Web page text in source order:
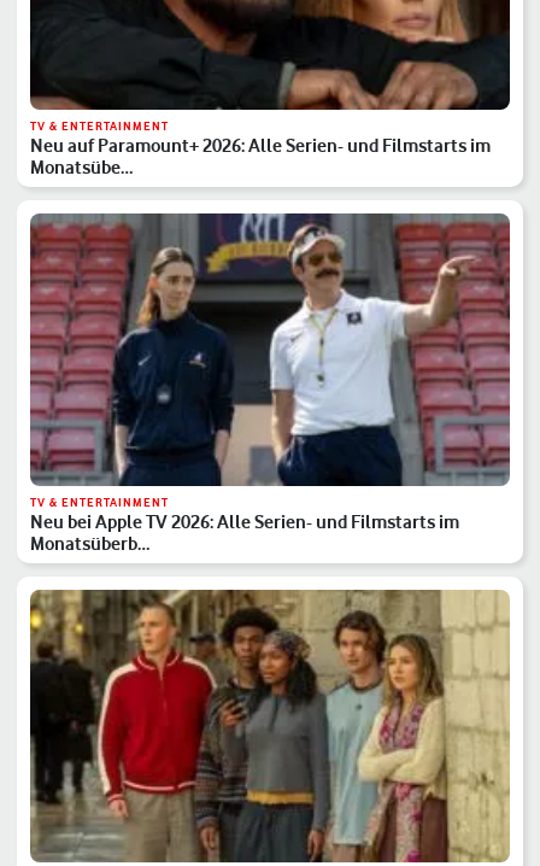
TV & ENTERTAINMENT
Neu auf Paramount+ 2026: Alle Serien- und Filmstarts im
Monatsübe…
TV & ENTERTAINMENT
Neu bei Apple TV 2026: Alle Serien- und Filmstarts im
Monatsüberb…